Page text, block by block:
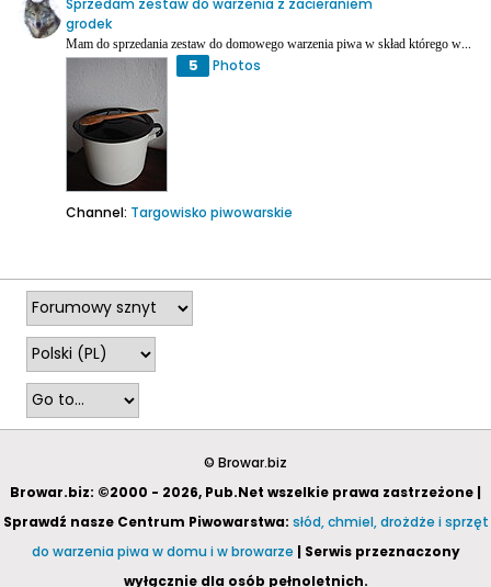
Sprzedam zestaw do warzenia z zacieraniem
grodek
Mam do sprzedania zestaw do domowego warzenia piwa w skład którego wchodzi:
5 Photos
Channel: Targowisko piwowarskie
© Browar.biz
Browar.biz: ©2000 - 2026, Pub.Net wszelkie prawa zastrzeżone |
Sprawdź nasze Centrum Piwowarstwa: słód, chmiel, drożdże i sprzęt
do warzenia piwa w domu i w browarze | Serwis przeznaczony
wyłącznie dla osób pełnoletnich.